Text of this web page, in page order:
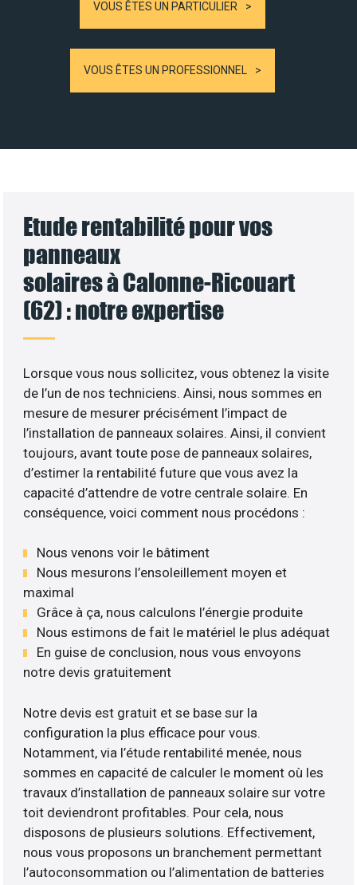
VOUS ÊTES UN PARTICULIER
VOUS ÊTES UN PROFESSIONNEL
Etude rentabilité pour vos
panneaux
solaires à Calonne-Ricouart
(62) : notre expertise
Lorsque vous nous sollicitez, vous obtenez la visite
de l’un de nos techniciens. Ainsi, nous sommes en
mesure de mesurer précisément l’impact de
l’installation de panneaux solaires. Ainsi, il convient
toujours, avant toute pose de panneaux solaires,
d’estimer la rentabilité future que vous avez la
capacité d’attendre de votre centrale solaire. En
conséquence, voici comment nous procédons :
Nous venons voir le bâtiment
Nous mesurons l’ensoleillement moyen et
maximal
Grâce à ça, nous calculons l’énergie produite
Nous estimons de fait le matériel le plus adéquat
En guise de conclusion, nous vous envoyons
notre devis gratuitement
Notre devis est gratuit et se base sur la
configuration la plus efficace pour vous.
Notamment, via l’étude rentabilité menée, nous
sommes en capacité de calculer le moment où les
travaux d’installation de panneaux solaire sur votre
toit deviendront profitables. Pour cela, nous
disposons de plusieurs solutions. Effectivement,
nous vous proposons un branchement permettant
l’autoconsommation ou l’alimentation de batteries